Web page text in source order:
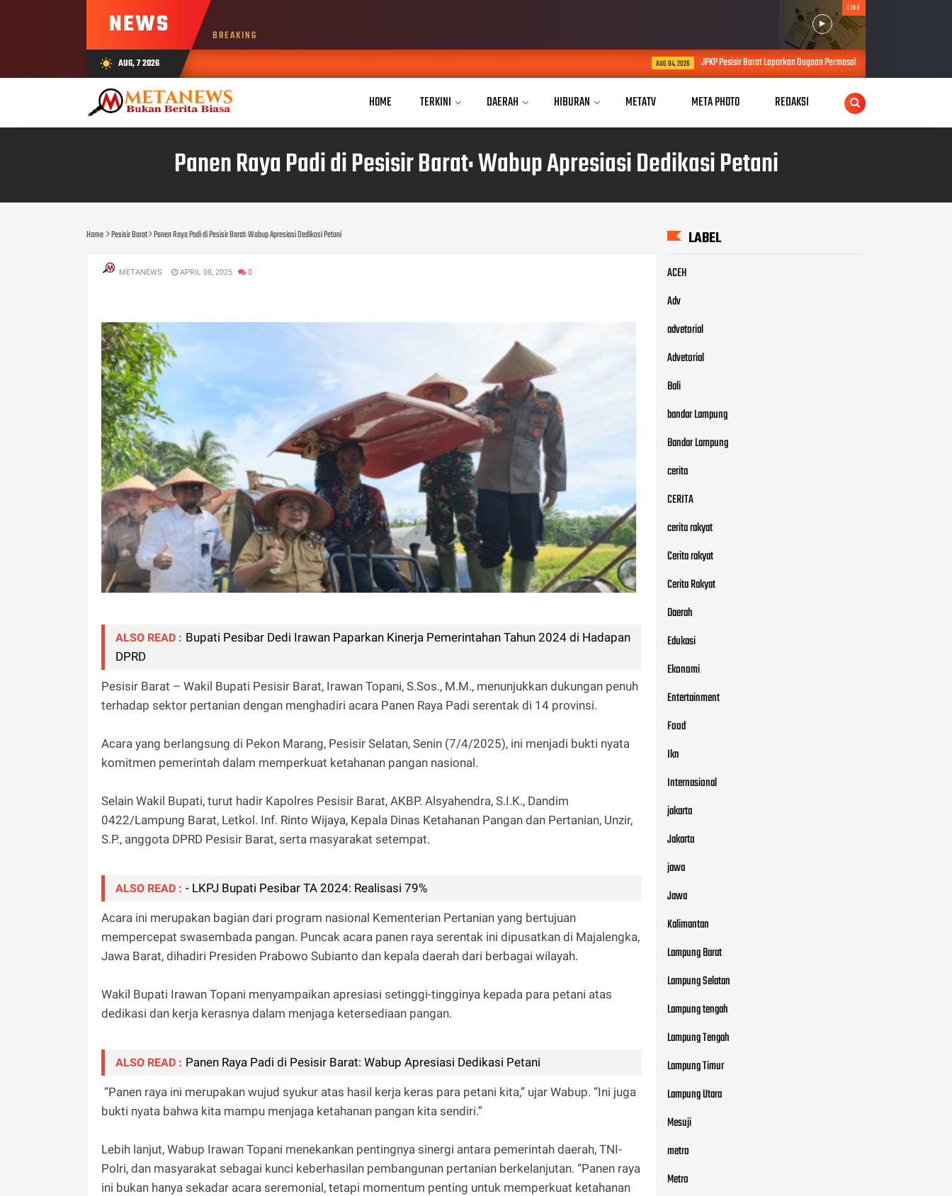
NEWS BREAKING
LIVE
wb_sunny AUG, 7 2026 JPKP Pesisir Barat Laporkan Dugaan Permasalahan Proyek SPAM Senilai Lebih dari Rp4 Miliar ke
HOME TERKINI DAERAH HIBURAN METATV META PHOTO REDAKSI
Panen Raya Padi di Pesisir Barat: Wabup Apresiasi Dedikasi Petani
Home Pesisir Barat Panen Raya Padi di Pesisir Barat: Wabup Apresiasi Dedikasi Petani
METANEWS APRIL 08, 2025 0
ALSO READ : Bupati Pesibar Dedi Irawan Paparkan Kinerja Pemerintahan Tahun 2024 di Hadapan
DPRD
Pesisir Barat – Wakil Bupati Pesisir Barat, Irawan Topani, S.Sos., M.M., menunjukkan dukungan penuh
terhadap sektor pertanian dengan menghadiri acara Panen Raya Padi serentak di 14 provinsi.
Acara yang berlangsung di Pekon Marang, Pesisir Selatan, Senin (7/4/2025), ini menjadi bukti nyata
komitmen pemerintah dalam memperkuat ketahanan pangan nasional.
Selain Wakil Bupati, turut hadir Kapolres Pesisir Barat, AKBP. Alsyahendra, S.I.K., Dandim
0422/Lampung Barat, Letkol. Inf. Rinto Wijaya, Kepala Dinas Ketahanan Pangan dan Pertanian, Unzir,
S.P., anggota DPRD Pesisir Barat, serta masyarakat setempat.
ALSO READ : - LKPJ Bupati Pesibar TA 2024: Realisasi 79%
Acara ini merupakan bagian dari program nasional Kementerian Pertanian yang bertujuan
mempercepat swasembada pangan. Puncak acara panen raya serentak ini dipusatkan di Majalengka,
Jawa Barat, dihadiri Presiden Prabowo Subianto dan kepala daerah dari berbagai wilayah.
Wakil Bupati Irawan Topani menyampaikan apresiasi setinggi-tingginya kepada para petani atas
dedikasi dan kerja kerasnya dalam menjaga ketersediaan pangan.
ALSO READ : Panen Raya Padi di Pesisir Barat: Wabup Apresiasi Dedikasi Petani
“Panen raya ini merupakan wujud syukur atas hasil kerja keras para petani kita,” ujar Wabup. “Ini juga
bukti nyata bahwa kita mampu menjaga ketahanan pangan kita sendiri.”
Lebih lanjut, Wabup Irawan Topani menekankan pentingnya sinergi antara pemerintah daerah, TNI-
Polri, dan masyarakat sebagai kunci keberhasilan pembangunan pertanian berkelanjutan. “Panen raya
ini bukan hanya sekadar acara seremonial, tetapi momentum penting untuk memperkuat ketahanan
LABEL
ACEH
Adv
advetorial
Advetorial
Bali
bandar Lampung
Bandar Lampung
cerita
CERITA
cerita rakyat
Cerita rakyat
Cerita Rakyat
Daerah
Edukasi
Ekonomi
Entertainment
Food
Ikn
Internasional
jakarta
Jakarta
jawa
Jawa
Kalimantan
Lampung Barat
Lampung Selatan
Lampung tengah
Lampung Tengah
Lampung Timur
Lampung Utara
Mesuji
metro
Metro